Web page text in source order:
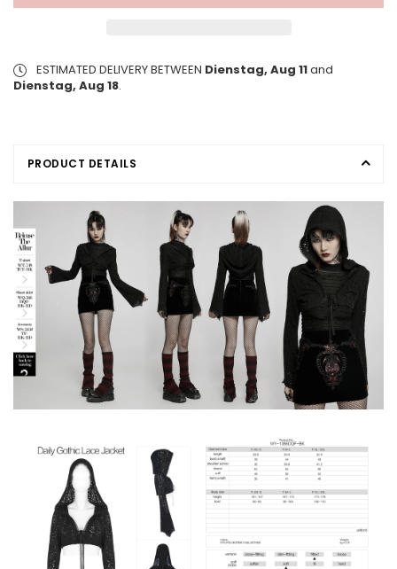
ESTIMATED DELIVERY BETWEEN Dienstag, Aug 11and
Dienstag, Aug 18.
PRODUCT DETAILS